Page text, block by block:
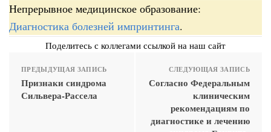
Непрерывное медицинское образование:
Диагностика болезней импринтинга.
Поделитесь с коллегами ссылкой на наш сайт
ПРЕДЫДУЩАЯ ЗАПИСЬ
Признаки синдрома
Сильвера-Рассела
СЛЕДУЮЩАЯ ЗАПИСЬ
Согласно Федеральным
клиническим
рекомендациям по
диагностике и лечению